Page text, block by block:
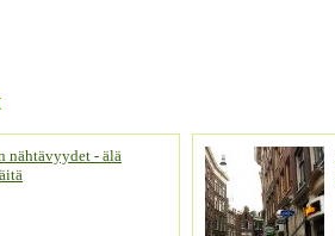
nähtävyydet - älä